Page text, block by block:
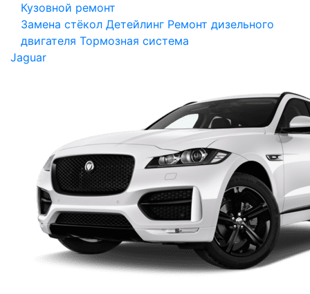
Кузовной ремонт
Замена стёкол Детейлинг Ремонт дизельного
двигателя Тормозная система
Jaguar